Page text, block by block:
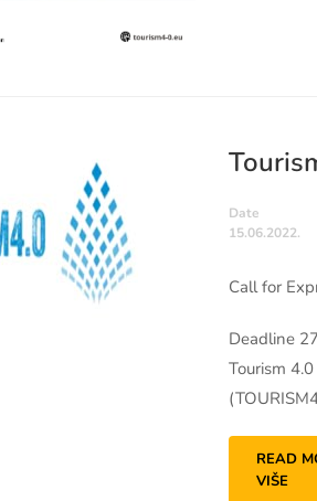
Date
15.06.2022.
Call for
Deadline
Tourism
READ
VIŠE